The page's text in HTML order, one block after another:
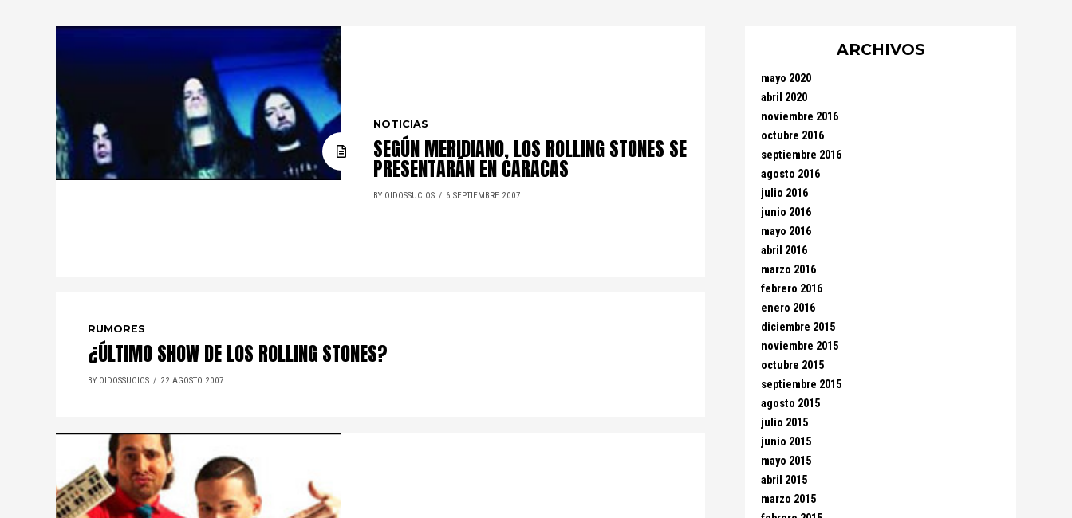
NOTICIAS
SEGÚN MERIDIANO, LOS ROLLING STONES SE
PRESENTARÁN EN CARACAS
BY OIDOSSUCIOS 6 SEPTIEMBRE 2007
RUMORES
¿ÚLTIMO SHOW DE LOS ROLLING STONES?
BY OIDOSSUCIOS 22 AGOSTO 2007
ARCHIVOS
mayo 2020
abril 2020
noviembre 2016
octubre 2016
septiembre 2016
agosto 2016
julio 2016
junio 2016
mayo 2016
abril 2016
marzo 2016
febrero 2016
enero 2016
diciembre 2015
noviembre 2015
octubre 2015
septiembre 2015
agosto 2015
julio 2015
junio 2015
mayo 2015
abril 2015
marzo 2015